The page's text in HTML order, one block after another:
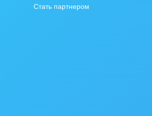
Стать партнером